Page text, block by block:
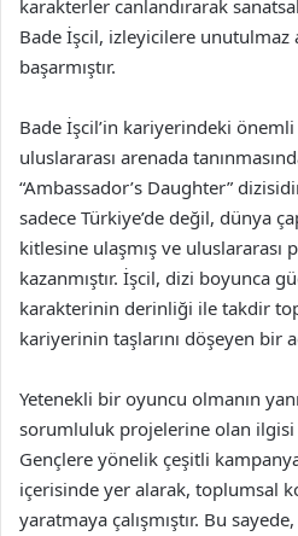
karakterler canlandırarak
Bade İşcil, izleyicilere unutulmaz
başarmıştır.
Bade İşcil’in kariyerindeki
uluslararası arenada
“Ambassador’s Daughter”
sadece Türkiye’de değil, dünya
kitlesine ulaşmış ve
kazanmıştır. İşcil, dizi boyunca
karakterinin derinliği ile takdir
kariyerinin taşlarını döşeyen bir
Yetenekli bir oyuncu olmanın
sorumluluk projelerine olan ilgisi
Gençlere yönelik çeşitli
içerisinde yer alarak, toplumsal
yaratmaya çalışmıştır. Bu